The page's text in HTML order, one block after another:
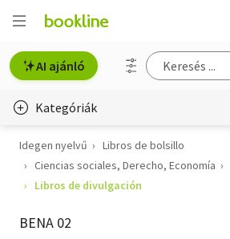
AI ajánló
Kategóriák
Életmód, egészség
Erotika
Gyermek- és ifjúsági
Idegen nyelvű
Libros de bolsillo
Ciencias sociales, Derecho, Economía
Libros de divulgación
BENA 02